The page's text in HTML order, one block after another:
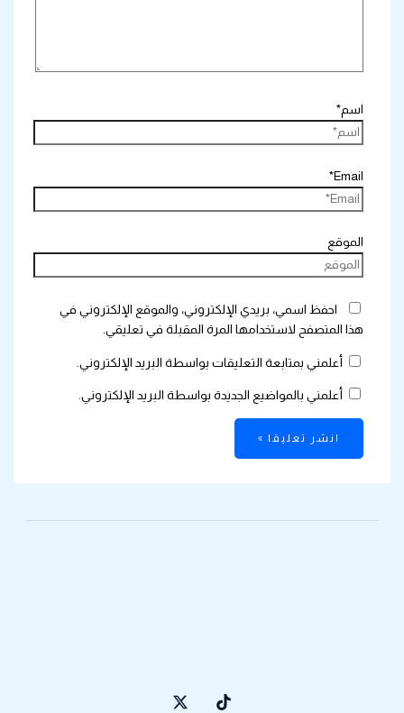
اسم*
Email*
الموقع
احفظ اسمي، بريدي الإلكتروني، والموقع الإلكتروني في
هذا المتصفح لاستخدامها المرة المقبلة في تعليقي.
أعلمني بمتابعة التعليقات بواسطة البريد الإلكتروني.
أعلمني بالمواضيع الجديدة بواسطة البريد الإلكتروني.